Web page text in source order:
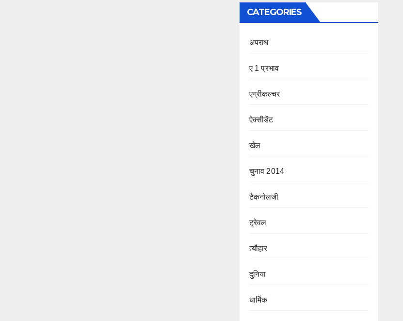
CATEGORIES
अपराध
ए 1 प्रभाव
एग्रीकल्चर
ऐक्सीडेंट
खेल
चुनाव 2014
टैकनोलजी
ट्रेवल
त्यौहार
दुनिया
धार्मिक